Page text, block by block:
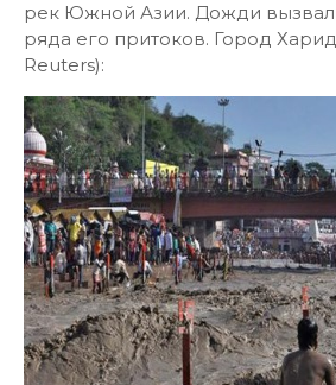
рек Южной Азии. Дожди
ряда его притоков. Город
Reuters):